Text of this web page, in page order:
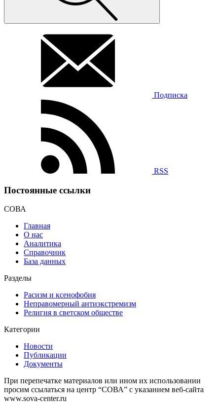
Подписка
RSS
Постоянные ссылки
СОВА
Главная
О нас
Аналитика
Справочник
База данных
Разделы
Расизм и ксенофобия
Неправомерный антиэкстремизм
Религия в светском обществе
Категории
Новости
Публикации
Документы
При перепечатке материалов или ином их использовании
просим ссылаться на центр “СОВА” с указанием веб-сайта
www.sova-center.ru